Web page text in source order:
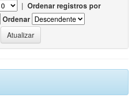
| Ordenar registros por
Ordenar